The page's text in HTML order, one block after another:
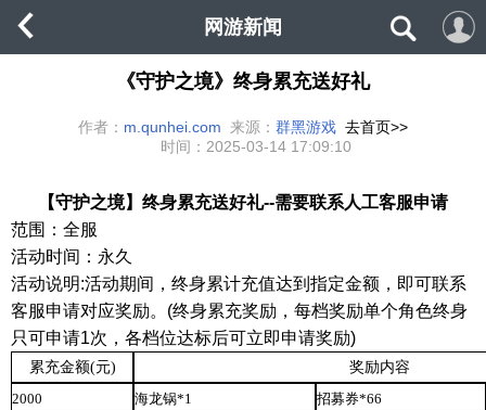
网游新闻
《守护之境》终身累充送好礼
作者： m.qunhei.com 来源： 群黑游戏 去首页>>
时间： 2025-03-14 17:09:10
【守护之境】终身累充送好礼--需要联系人工客服申请
范围：全服
活动时间：永久
活动说明:活动期间，终身累计充值达到指定金额，即可联系
客服申请对应奖励。(终身累充奖励，每档奖励单个角色终身
只可申请1次，各档位达标后可立即申请奖励)
累充金额(元)
奖励内容
2000
海龙锅*1 招募券*66